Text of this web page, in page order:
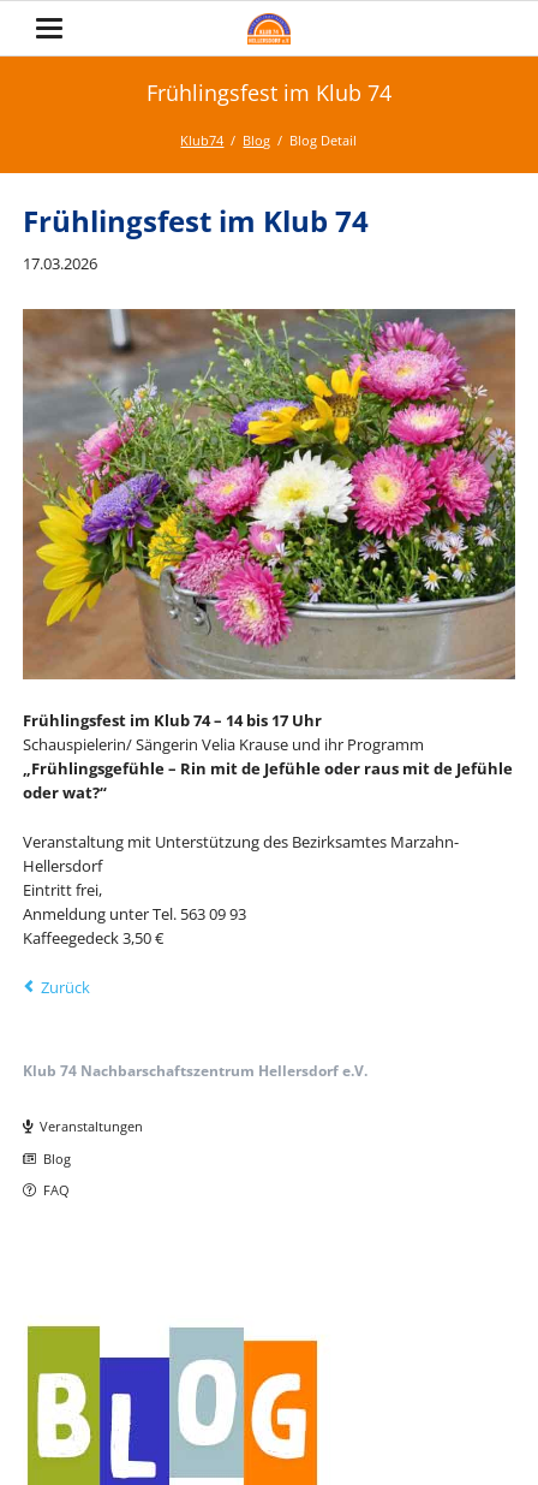
Frühlingsfest im Klub 74
Klub74 Blog Blog Detail
Frühlingsfest im Klub 74
17.03.2026
Frühlingsfest im Klub 74 – 14 bis 17 Uhr
Schauspielerin/ Sängerin Velia Krause und ihr Programm
„Frühlingsgefühle – Rin mit de Jefühle oder raus mit de Jefühle
oder wat?“
Veranstaltung mit Unterstützung des Bezirksamtes Marzahn-
Hellersdorf
Eintritt frei,
Anmeldung unter Tel. 563 09 93
Kaffeegedeck 3,50 €
Zurück
Klub 74 Nachbarschaftszentrum Hellersdorf e.V.
überspringen
Veranstaltungen
Blog
FAQ